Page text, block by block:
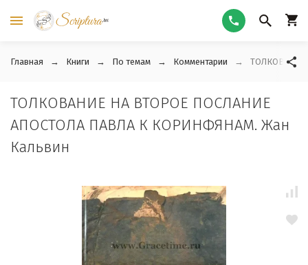
Главная Книги По темам Комментарии ТОЛКОВАНИЕ
ТОЛКОВАНИЕ НА ВТОРОЕ ПОСЛАНИЕ
АПОСТОЛА ПАВЛА К КОРИНФЯНАМ. Жан
Кальвин